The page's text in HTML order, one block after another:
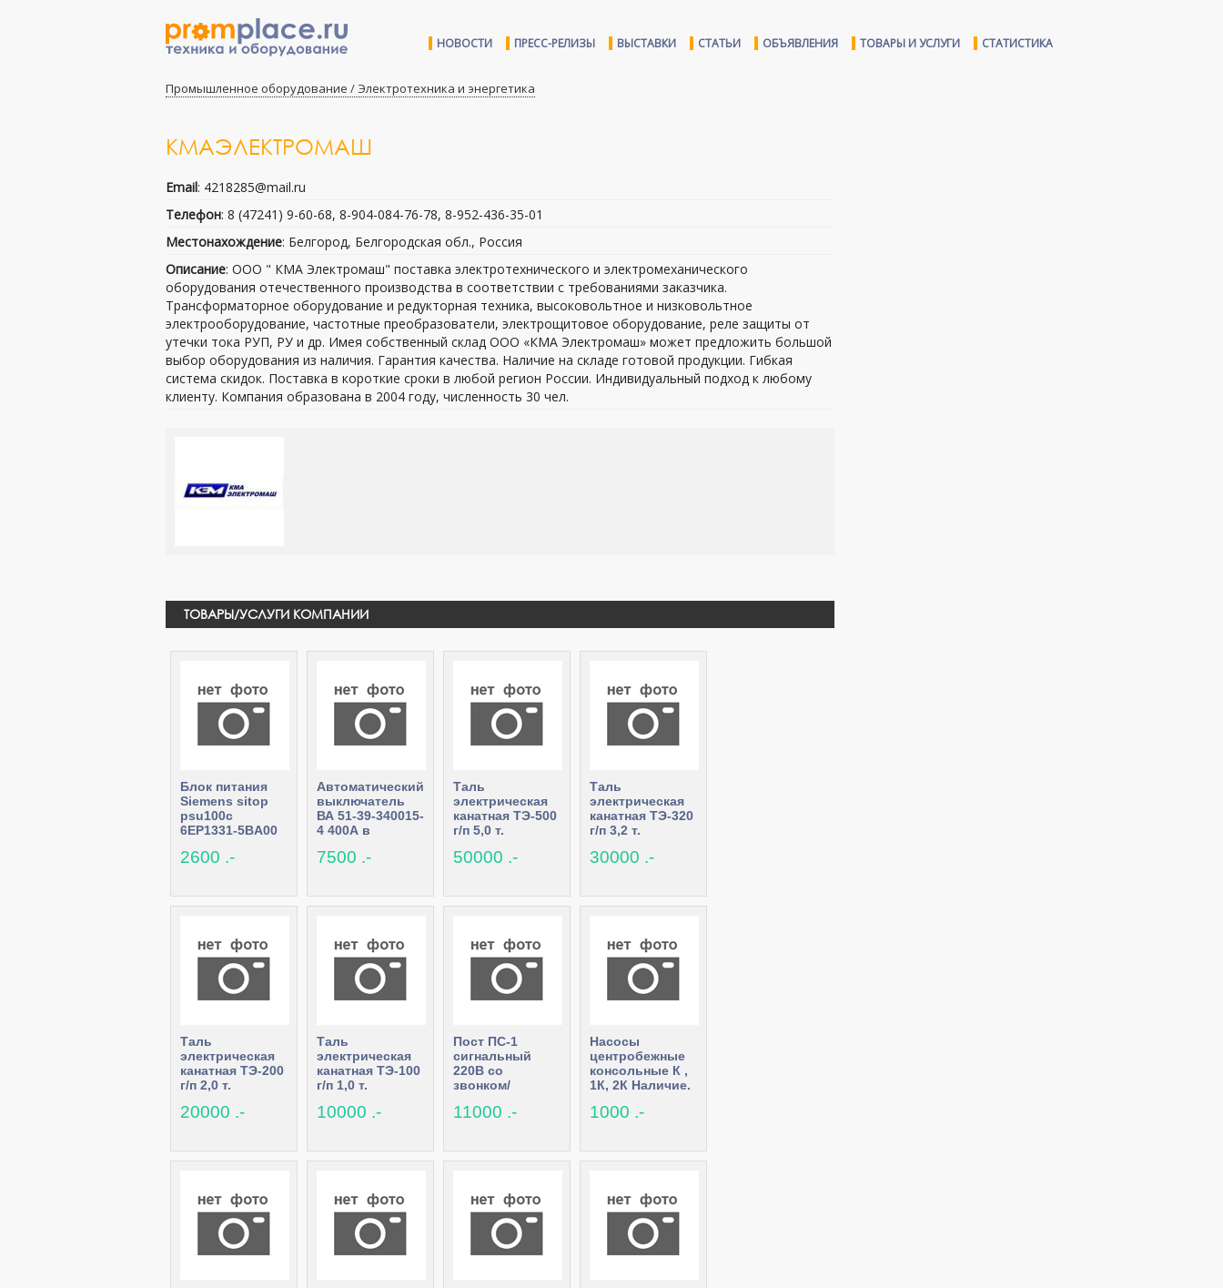
НОВОСТИ ПРЕСС-РЕЛИЗЫ ВЫСТАВКИ СТАТЬИ ОБЪЯВЛЕНИЯ ТОВАРЫ И УСЛУГИ СТАТИСТИКА
Промышленное оборудование / Электротехника и энергетика
КМАЭЛЕКТРОМАШ
Email: 4218285@mail.ru
Телефон: 8 (47241) 9-60-68, 8-904-084-76-78, 8-952-436-35-01
Местонахождение: Белгород, Белгородская обл., Россия
Описание: ООО " КMA Электромаш" поставка электротехнического и электромеханического
оборудования отечественного производства в соответствии с требованиями заказчика.
Трансформаторное оборудование и редукторная техника, высоковольтное и низковольтное
электрооборудование, частотные преобразователи, электрощитовое оборудование, реле защиты от
утечки тока РУП, РУ и др. Имея собственный склад ООО «КМА Электромаш» может предложить большой
выбор оборудования из наличия. Гарантия качества. Наличие на складе готовой продукции. Гибкая
система скидок. Поставка в короткие сроки в любой регион России. Индивидуальный подход к любому
клиенту. Компания образована в 2004 году, численность 30 чел.
ТОВАРЫ/УСЛУГИ КОМПАНИИ
Блок питания
Siemens sitop
psu100c
6EP1331-5BA00
2600 .-
Автоматический
выключатель
ВА 51-39-340015-
4 400А в
7500 .-
Таль
электрическая
канатная ТЭ-500
г/п 5,0 т.
50000 .-
Таль
электрическая
канатная ТЭ-320
г/п 3,2 т.
цены.
30000 .-
Таль
электрическая
канатная ТЭ-200
г/п 2,0 т.
20000 .-
Таль
электрическая
канатная ТЭ-100
г/п 1,0 т.
10000 .-
Пост ПС-1
сигнальный
220В со
звонком/
наличии
11000 .-
Насосы
центробежные
консольные К ,
1К, 2К Наличие.
1000 .-